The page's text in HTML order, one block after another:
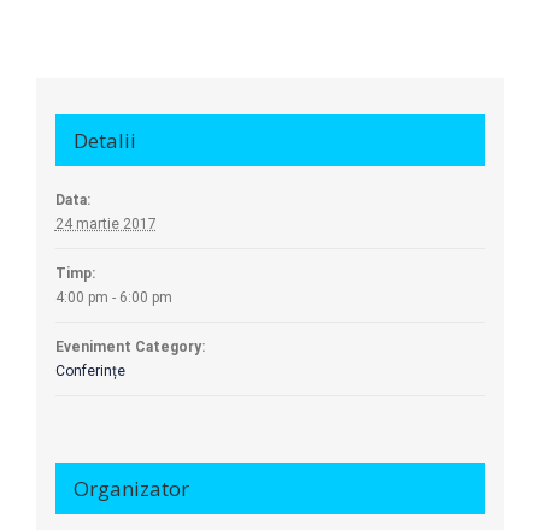
Detalii
Data:
24 martie 2017
Timp:
4:00 pm - 6:00 pm
Eveniment Category:
Conferințe
Organizator